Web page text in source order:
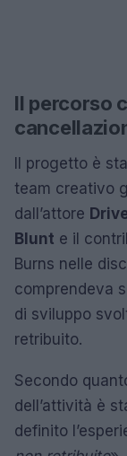
Il percorso
Il progetto è
team creativo
dall’attore
Blunt e il
Burns nelle
comprendeva
di sviluppo
retribuito.
Secondo
dell’attività è
definito